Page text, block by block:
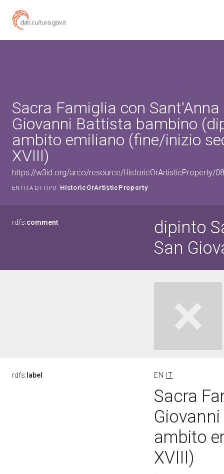
Sacra Famiglia con Sant'Anna
Giovanni Battista bambino
ambito emiliano (fine/inizio
XVIII)
https://w3id.org/arco/resource/HistoricOrArtisticProperty/
ENTITÀ DI TIPO: HistoricOrArtisticProperty
rdfs:comment
dipinto
San
rdfs: label EN IT
Sacra
ambito
XVIII)